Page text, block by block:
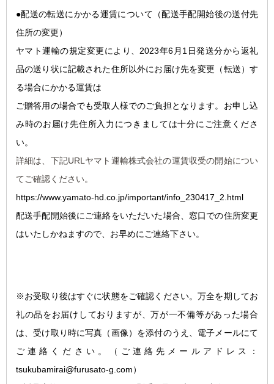
●配送の転送にかかる運賃について（配送手配開始後の送付先
住所の変更）
ヤマト運輸の規定変更により、2023年6月1日発送分から返礼
品の送り状に記載された住所以外にお届け先を変更（転送）す
る場合にかかる運賃は
ご贈答用の場合でも受取人様でのご負担となります。お申し込
み時のお届け先住所入力につきましては十分にご注意くださ
い。
詳細は、下記URLヤマト運輸株式会社の運賃収受の開始につい
てご確認ください。
https://www.yamato-hd.co.jp/important/info_230417_2.html
配送手配開始後にご連絡をいただいた場合、窓口での住所変更
はいたしかねますので、お早めにご連絡下さい。
※お受取り後はすぐに状態をご確認ください。万全を期してお
礼の品をお届けしておりますが、万が一不備等があった場合
は、受け取り時に写真（画像）を添付のうえ、電子メールにて
ご連絡ください。
（ご連絡先メールアドレス：
tsukubamirai@furusato-g.com）